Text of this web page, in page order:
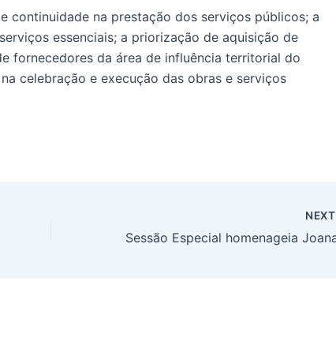
continuidade na prestação dos serviços públicos; a
essenciais; a priorização de aquisição de
fornecedores da área de influência territorial do
celebração e execução das obras e serviços
NEXT